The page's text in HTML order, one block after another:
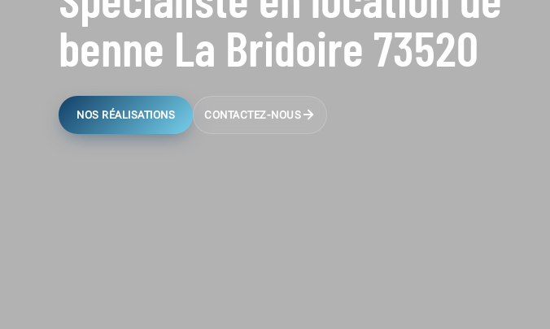
benne La Bridoire 73520
NOS RÉALISATIONS CONTACTEZ-NOUS